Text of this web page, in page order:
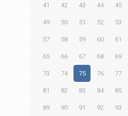
41 42 43 44 45
49 50 51 52 53
57 58 59 60 61
65 66 67 68 69
73 74 75 76 77
81 82 83 84 85
89 90 91 92 93